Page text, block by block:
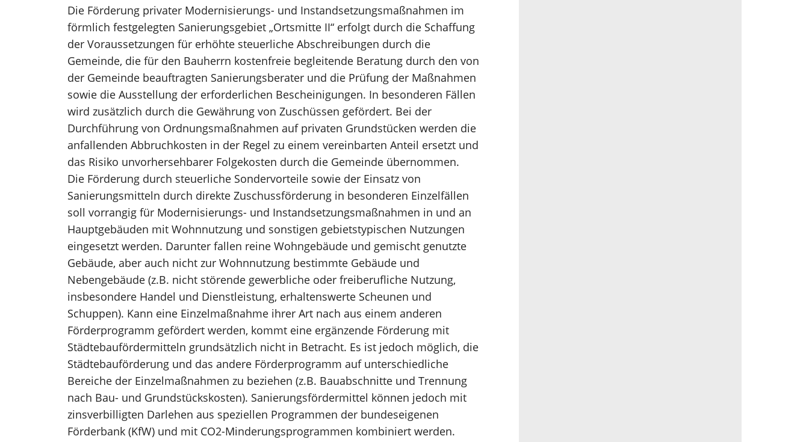
Die Förderung privater Modernisierungs- und Instandsetzungsmaßnahmen im
förmlich festgelegten Sanierungsgebiet „Ortsmitte II“ erfolgt durch die Schaffung
der Voraussetzungen für erhöhte steuerliche Abschreibungen durch die
Gemeinde, die für den Bauherrn kostenfreie begleitende Beratung durch den von
der Gemeinde beauftragten Sanierungsberater und die Prüfung der Maßnahmen
sowie die Ausstellung der erforderlichen Bescheinigungen. In besonderen Fällen
wird zusätzlich durch die Gewährung von Zuschüssen gefördert. Bei der
Durchführung von Ordnungsmaßnahmen auf privaten Grundstücken werden die
anfallenden Abbruchkosten in der Regel zu einem vereinbarten Anteil ersetzt und
das Risiko unvorhersehbarer Folgekosten durch die Gemeinde übernommen.
Die Förderung durch steuerliche Sondervorteile sowie der Einsatz von
Sanierungsmitteln durch direkte Zuschussförderung in besonderen Einzelfällen
soll vorrangig für Modernisierungs- und Instandsetzungsmaßnahmen in und an
Hauptgebäuden mit Wohnnutzung und sonstigen gebietstypischen Nutzungen
eingesetzt werden. Darunter fallen reine Wohngebäude und gemischt genutzte
Gebäude, aber auch nicht zur Wohnnutzung bestimmte Gebäude und
Nebengebäude (z.B. nicht störende gewerbliche oder freiberufliche Nutzung,
insbesondere Handel und Dienstleistung, erhaltenswerte Scheunen und
Schuppen). Kann eine Einzelmaßnahme ihrer Art nach aus einem anderen
Förderprogramm gefördert werden, kommt eine ergänzende Förderung mit
Städtebaufördermitteln grundsätzlich nicht in Betracht. Es ist jedoch möglich, die
Städtebauförderung und das andere Förderprogramm auf unterschiedliche
Bereiche der Einzelmaßnahmen zu beziehen (z.B. Bauabschnitte und Trennung
nach Bau- und Grundstückskosten). Sanierungsfördermittel können jedoch mit
zinsverbilligten Darlehen aus speziellen Programmen der bundeseigenen
Förderbank (KfW) und mit CO2-Minderungsprogrammen kombiniert werden.